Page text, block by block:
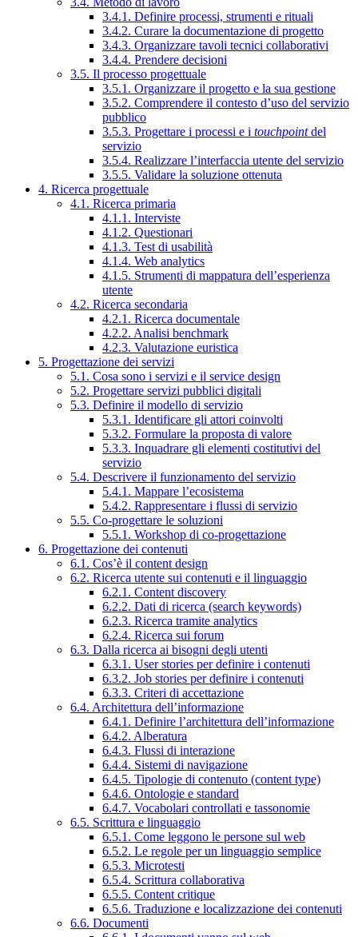
3.4.1. Definire processi, strumenti e rituali
3.4.2. Curare la documentazione di progetto
3.4.3. Organizzare tavoli tecnici collaborativi
3.4.4. Prendere decisioni
3.5. Il processo progettuale
3.5.1. Organizzare il progetto e la sua gestione
3.5.2. Comprendere il contesto d’uso del servizio
pubblico
3.5.3. Progettare i processi e i touchpointdel
servizio
3.5.4. Realizzare l’interfaccia utente del servizio
3.5.5. Validare la soluzione ottenuta
4. Ricerca progettuale
4.1. Ricerca primaria
4.1.1. Interviste
4.1.2. Questionari
4.1.3. Test di usabilità
4.1.4. Web analytics
4.1.5. Strumenti di mappatura dell’esperienza
utente
4.2. Ricerca secondaria
4.2.1. Ricerca documentale
4.2.2. Analisi benchmark
4.2.3. Valutazione euristica
5. Progettazione dei servizi
5.1. Cosa sono i servizi e il service design
5.2. Progettare servizi pubblici digitali
5.3. Definire il modello di servizio
5.3.1. Identificare gli attori coinvolti
5.3.2. Formulare la proposta di valore
5.3.3. Inquadrare gli elementi costitutivi del
servizio
5.4. Descrivere il funzionamento del servizio
5.4.1. Mappare l’ecosistema
5.4.2. Rappresentare i flussi di servizio
5.5. Co-progettare le soluzioni
5.5.1. Workshop di co-progettazione
6. Progettazione dei contenuti
6.1. Cos’è il content design
6.2. Ricerca utente sui contenuti e il linguaggio
6.2.1. Content discovery
6.2.2. Dati di ricerca (search keywords)
6.2.3. Ricerca tramite analytics
6.2.4. Ricerca sui forum
6.3. Dalla ricerca ai bisogni degli utenti
6.3.1. User stories per definire i contenuti
6.3.2. Job stories per definire i contenuti
6.3.3. Criteri di accettazione
6.4. Architettura dell’informazione
6.4.1. Definire l’architettura dell’informazione
6.4.2. Alberatura
6.4.3. Flussi di interazione
6.4.4. Sistemi di navigazione
6.4.5. Tipologie di contenuto (content type)
6.4.6. Ontologie e standard
6.4.7. Vocabolari controllati e tassonomie
6.5. Scrittura e linguaggio
6.5.1. Come leggono le persone sul web
6.5.2. Le regole per un linguaggio semplice
6.5.3. Microtesti
6.5.4. Scrittura collaborativa
6.5.5. Content critique
6.5.6. Traduzione e localizzazione dei contenuti
6.6. Documenti